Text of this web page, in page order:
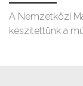
A Nemzetközi
készítettünk a